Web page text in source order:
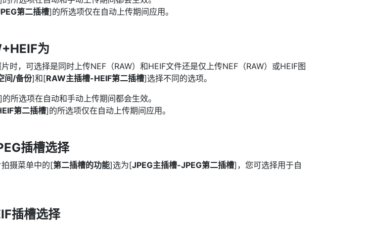
第二插槽]的所选项仅在自动上传期间应用。
为
时，可选择是同时上传NEF（RAW）和HEIF文件还是仅上传NEF（RAW）或HEIF图
间/备份]和[RAW主插槽-HEIF第二插槽]选择不同的选项。
]的所选项在自动和手动上传期间都会生效。
第二插槽]的所选项仅在自动上传期间应用。
插槽选择
摄菜单中的[第二插槽的功能]选为[JPEG主插槽-JPEG第二插槽]，您可选择用于自
插槽选择